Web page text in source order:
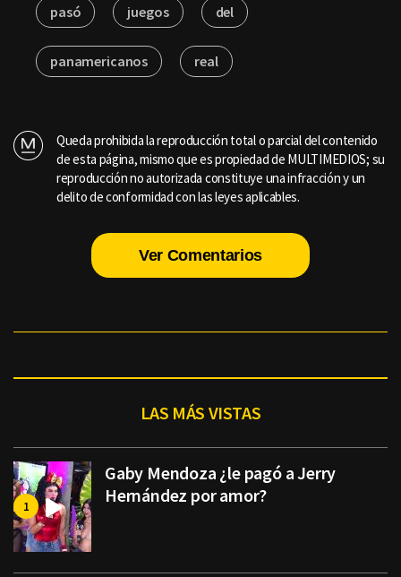
pasó juegos del
panamericanos real
Queda prohibida la reproducción total o parcial del contenido
de esta página, mismo que es propiedad de MULTIMEDIOS; su
reproducción no autorizada constituye una infracción y un
delito de conformidad con las leyes aplicables.
Ver Comentarios
LAS MÁS VISTAS
Gaby Mendoza ¿le pagó a Jerry
Hernández por amor?